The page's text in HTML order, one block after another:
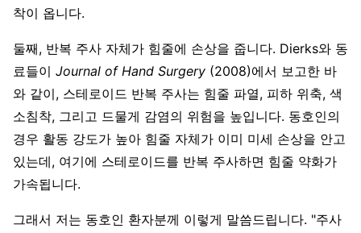
착이 옵니다.
둘째, 반복 주사 자체가 힘줄에 손상을 줍니다. Dierks와 동
료들이 Journal of Hand Surgery (2008)에서 보고한 바
와 같이, 스테로이드 반복 주사는 힘줄 파열, 피하 위축, 색
소침착, 그리고 드물게 감염의 위험을 높입니다. 동호인의
경우 활동 강도가 높아 힘줄 자체가 이미 미세 손상을 안고
있는데, 여기에 스테로이드를 반복 주사하면 힘줄 약화가
가속됩니다.
그래서 저는 동호인 환자분께 이렇게 말씀드립니다. "주사